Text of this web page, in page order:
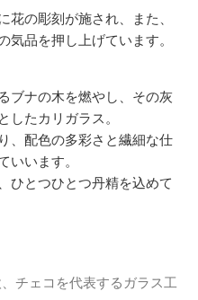
花の彫刻が施され、また、
気品を押し上げています。
ブナの木を燃やし、その灰
したカリガラス。
、配色の多彩さと繊細な仕
いいます。
ひとつひとつ丹精を込めて
チェコを代表するガラス工